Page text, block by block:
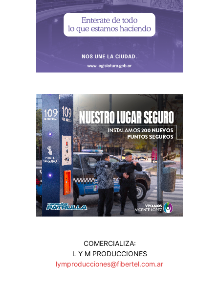
COMERCIALIZA:
L Y M PRODUCCIONES
lymproducciones@fibertel.com.ar